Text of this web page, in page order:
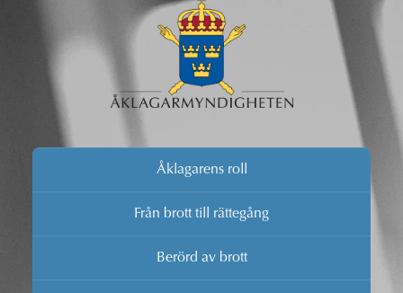
Åklagarens roll
Från brott till rättegång
Berörd av brott